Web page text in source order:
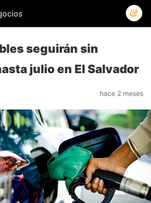
seguirán sin
julio en El Salvador
hace 2 meses